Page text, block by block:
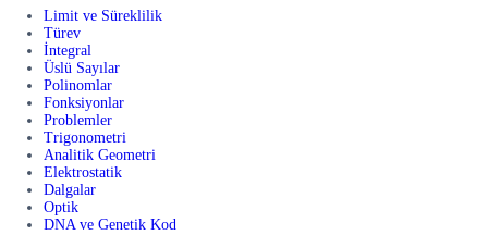
Limit ve Süreklilik
Türev
İntegral
Üslü Sayılar
Polinomlar
Fonksiyonlar
Problemler
Trigonometri
Analitik Geometri
Elektrostatik
Dalgalar
Optik
DNA ve Genetik Kod